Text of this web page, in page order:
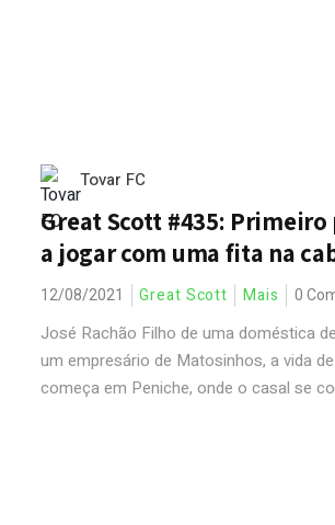
Tovar FC
Great Scott #435:
a jogar com uma fita na
12/08/2021 Great Scott Mais 0
José Rachão Filho de uma doméstica
um empresário de Matosinhos, a vida
começa em Peniche, onde o casal se